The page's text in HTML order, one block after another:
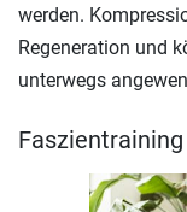
werden.
Regeneration und
unterwegs
Faszientraining